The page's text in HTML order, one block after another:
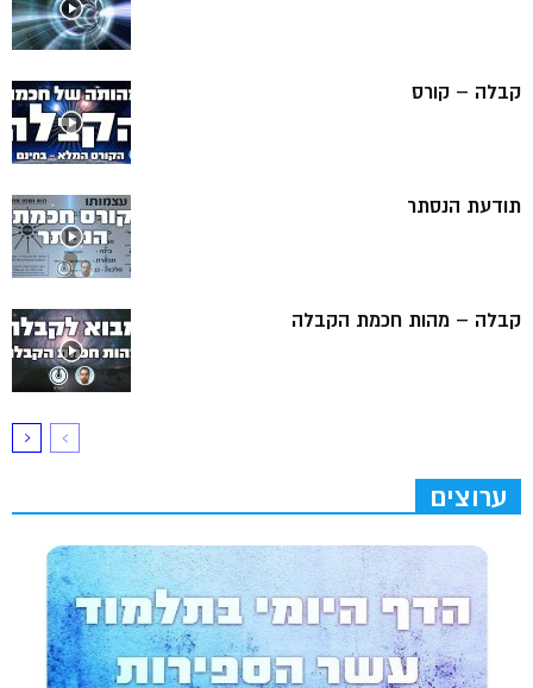
קבלה – קורס
תודעת הנסתר
קבלה – מהות חכמת הקבלה
ערוצים